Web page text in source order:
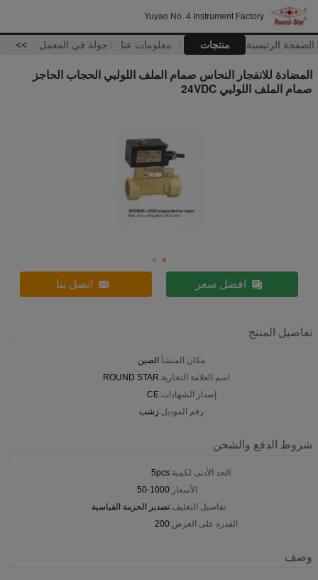
Yuyao No. 4 Instrument Factory
الصفحة الرئيسية منتجات معلومات عنا جولة في المعمل >>
المضادة للانفجار النحاس صمام الملف اللولبي الحجاب الحاجز
صمام الملف اللولبي 24VDC
افضل سعر اتصل بنا
تفاصيل المنتج
مكان المنشأ:الصين
اسم العلامة التجارية:ROUND STAR
إصدار الشهادات:CE
رقم الموديل:زشب
شروط الدفع والشحن
الحد الأدنى لكمية:5pcs
الأسعار:50-1000
تفاصيل التغليف:تصدير الحزمة القياسية
القدرة على العرض:200
وصف